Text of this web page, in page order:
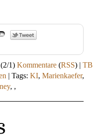
(2/1) Kommentare (RSS) | TB
| Tags: KI, Marienkaefer,
, ,